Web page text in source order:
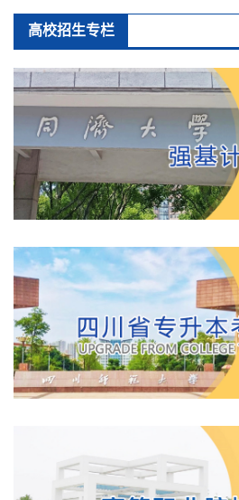
高校招生专栏